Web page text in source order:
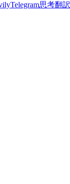
Telegram思考翻訳